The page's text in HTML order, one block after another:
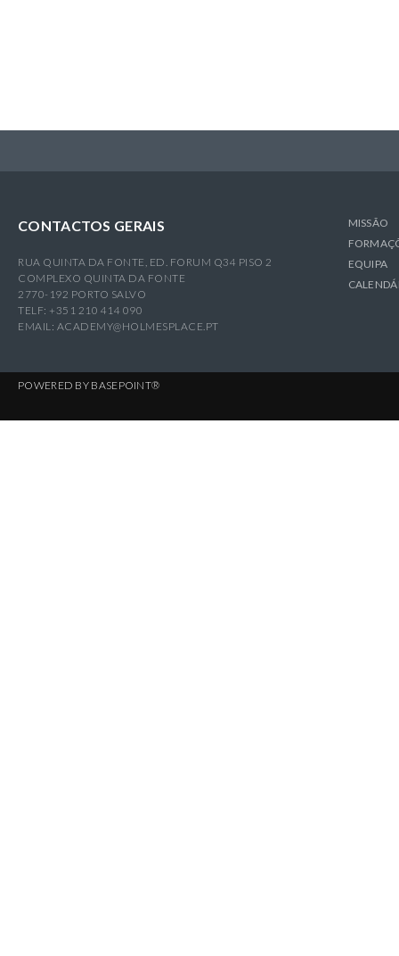
CONTACTOS GERAIS
RUA QUINTA DA FONTE, ED. FORUM Q34 PISO 2
COMPLEXO QUINTA DA FONTE
2770-192 PORTO SALVO
TELF: +351 210 414 090
EMAIL: ACADEMY@HOLMESPLACE.PT
MISSÃO
EQUIPA
POWERED BY BASEPOINT®